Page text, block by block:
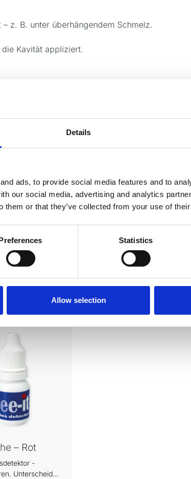
Details
ads, to provide social media features and to
our social media, advertising and analytics
them or that they’ve collected from your use of
Statistics
Allow selection
z. B. unter überhängendem Schmelz.
Kavität appliziert.
Materials, Universität Kopenhagen.
Ihnen auch
– Rot
-
Unterscheidet